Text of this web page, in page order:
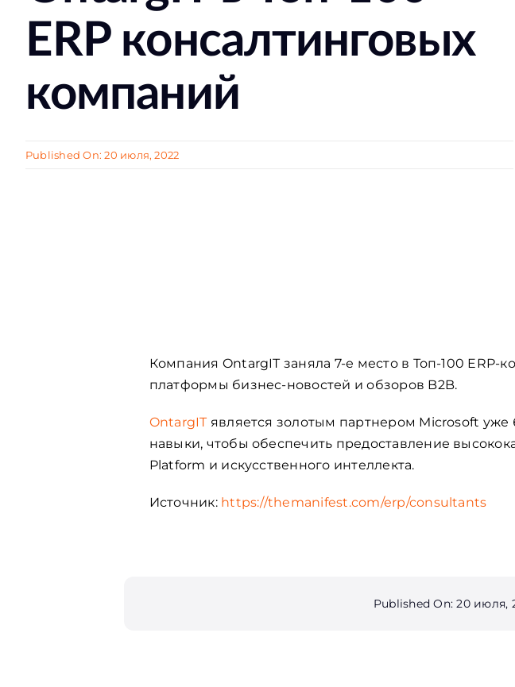
ERP консалтинговых
компаний
Published On: 20 июля, 2022
Компания OntargIT заняла 7-е место в Топ-100 ERP-
платформы бизнес-новостей и обзоров B2B.
OntargITявляется золотым партнером Microsoft уже
навыки, чтобы обеспечить предоставление
Platform и искусственного интеллекта.
Источник: https://themanifest.com/erp/consultants
Published On: 20 июля,